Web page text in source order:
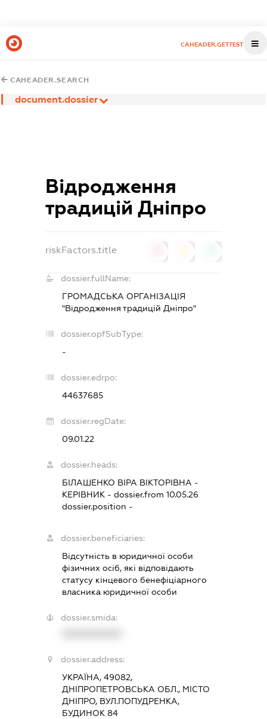
CAHEADER.GETTEST
CAHEADER.SEARCH
document.dossier
Відродження
традицій Дніпро
riskFactors.title
dossier.fullName:
ГРОМАДСЬКА ОРГАНІЗАЦІЯ
"Відродження традицій Дніпро"
dossier.opfSubType:
-
dossier.edrpo:
44637685
dossier.regDate:
09.01.22
dossier.heads:
БІЛАШЕНКО ВІРА ВІКТОРІВНА -
КЕРІВНИК - dossier.from 10.05.26
dossier.position -
dossier.beneficiaries:
Відсутність в юридичної особи
фізичних осіб, які відповідають
статусу кінцевого бенефіціарного
власника юридичної особи
dossier.smida:
dossier.address:
УКРАЇНА, 49082,
ДНІПРОПЕТРОВСЬКА ОБЛ., МІСТО
ДНІПРО, ВУЛ.ПОПУДРЕНКА,
БУДИНОК 84